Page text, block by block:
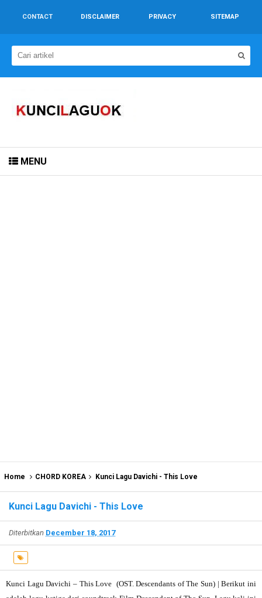
CONTACT DISCLAIMER PRIVACY SITEMAP
MENU
Home CHORD KOREA Kunci Lagu Davichi - This Love
Kunci Lagu Davichi - This Love
Diterbitkan December 18, 2017
Kunci Lagu Davichi – This Love (OST. Descendants of The Sun) | Berikut ini